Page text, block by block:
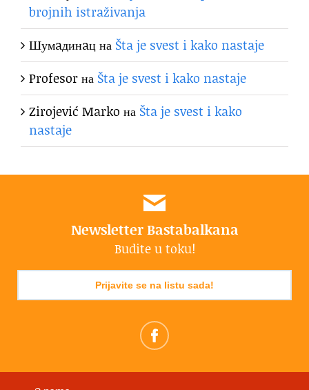
brojnih istraživanja
Шумaдинaцна Šta je svest i kako nastaje
Profesorна Šta je svest i kako nastaje
Zirojević Marko на Šta je svest i kako
nastaje
Newsletter Bastabalkana
Budite u toku!
Prijavite se na listu sada!